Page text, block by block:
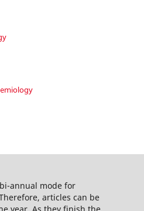
annual mode for
articles can be